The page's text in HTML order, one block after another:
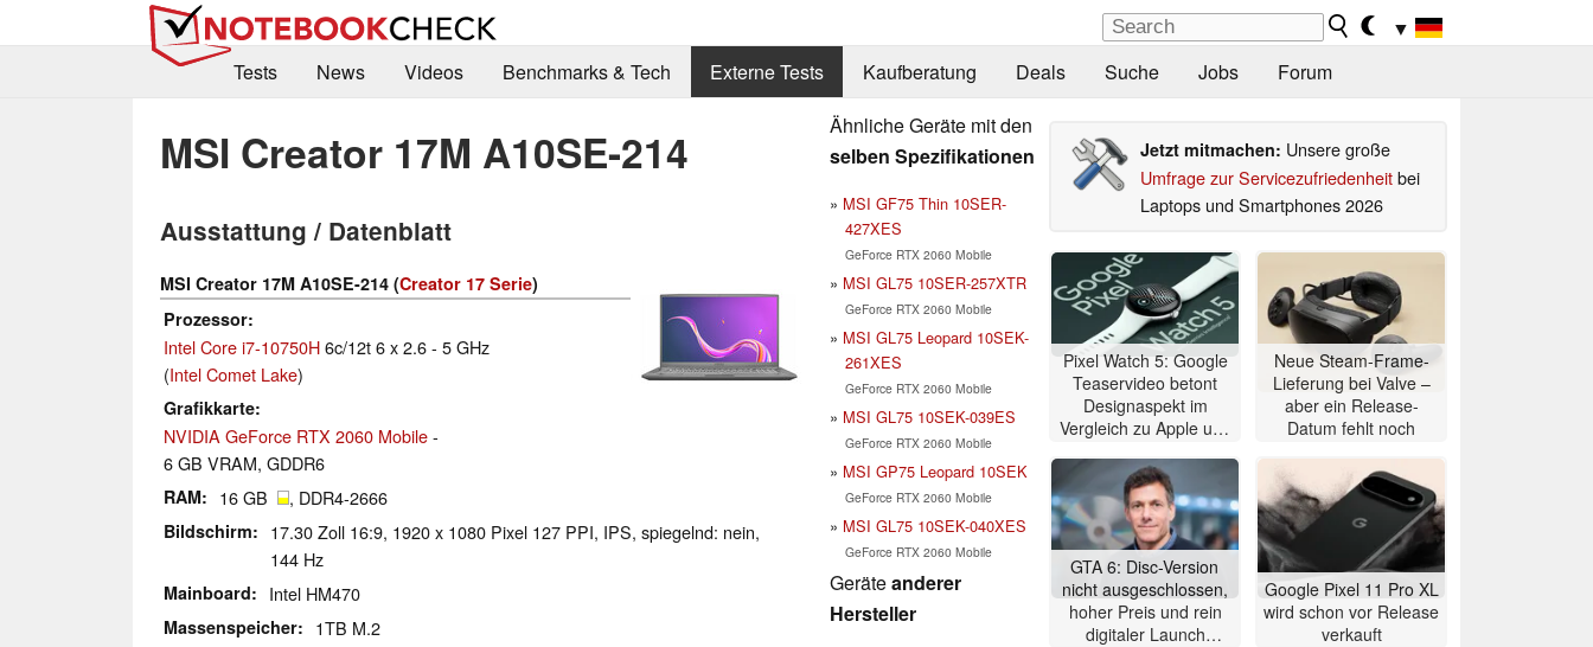
▼
Tests
News Videos Benchmarks & Tech Externe Tests Kaufberatung Deals Suche Jobs Forum
MSI Creator 17M A10SE-214
Ausstattung / Datenblatt
MSI Creator 17M A10SE-214 (Creator 17 Serie)
Prozessor
Intel Core i7-10750H6c/12t 6 x 2.6 - 5 GHz
(Intel Comet Lake)
Grafikkarte
NVIDIA GeForce RTX 2060 Mobile-
6 GB VRAM, GDDR6
RAM 16 GB , DDR4-2666
Bildschirm
17.30 Zoll 16:9, 1920 x 1080 Pixel 127 PPI, IPS, spiegelnd: nein,
144 Hz
Mainboard Intel HM470
Massenspeicher 1TB M.2
Ähnliche Geräte mit den
selben Spezifikationen
MSI GF75 Thin 10SER-
427XES
GeForce RTX 2060 Mobile
MSI GL75 10SER-257XTR
GeForce RTX 2060 Mobile
MSI GL75 Leopard 10SEK-
261XES
GeForce RTX 2060 Mobile
MSI GL75 10SEK-039ES
GeForce RTX 2060 Mobile
MSI GP75 Leopard 10SEK
GeForce RTX 2060 Mobile
MSI GL75 10SEK-040XES
GeForce RTX 2060 Mobile
Geräteanderer
Hersteller
Jetzt mitmachen: Unsere große
Umfrage zur Servicezufriedenheitbei
Laptops und Smartphones 2026
Pixel Watch 5: Google
Teaservideo betont
Designaspekt im
Vergleich zu Apple und
Neue Steam-Frame-
Lieferung bei Valve –
aber ein Release-
Datum fehlt noch
GTA 6: Disc-Version
nicht ausgeschlossen,
hoher Preis und rein
digitaler Launch
Google Pixel 11 Pro XL
wird schon vor Release
verkauft